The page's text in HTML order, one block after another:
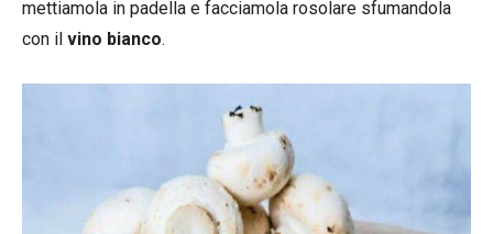
mettiamola in padella e facciamola rosolare sfumandola
con il vino bianco.